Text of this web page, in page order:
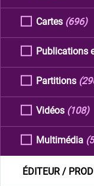
Cartes (696)
Publications
Partitions
Vidéos (108)
Multimédia
ÉDITEUR /